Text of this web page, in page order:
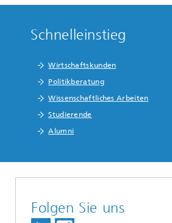
Schnelleinstieg
Wirtschaftskunden
Politikberatung
Wissenschaftliches Arbeiten
Studierende
Alumni
Folgen Sie uns